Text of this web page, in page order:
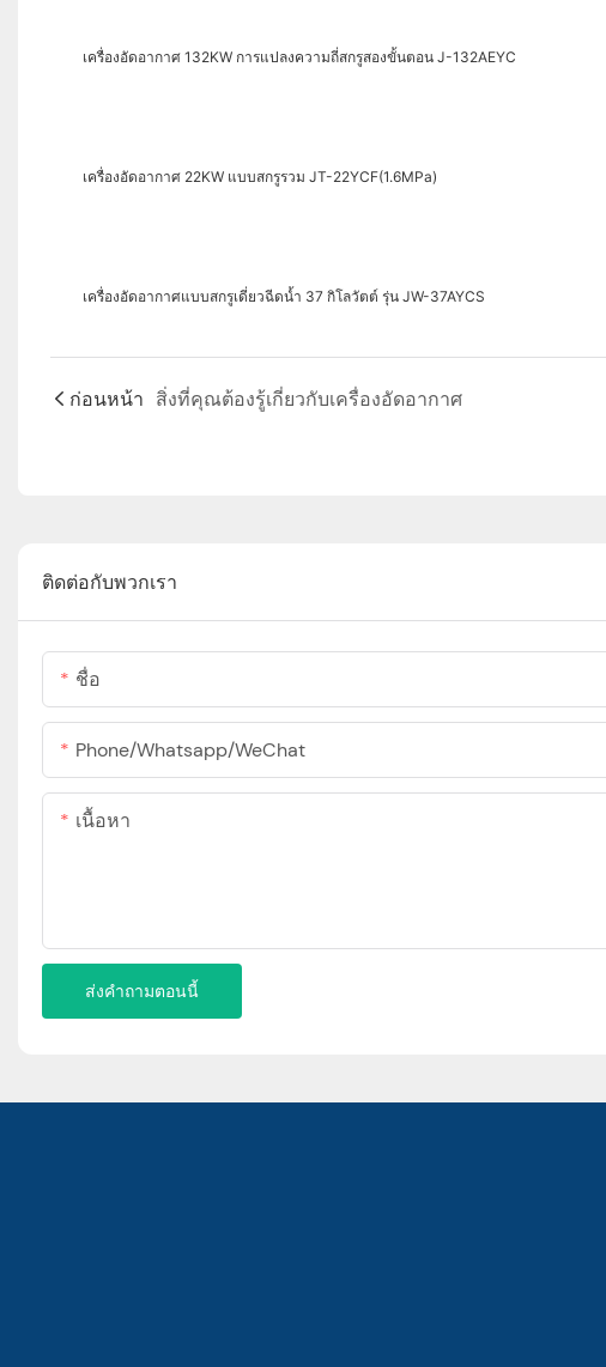
เครื่องอัดอากาศ 132KW การแปลงความถี่สกรูสองขั้นตอน J-132AEYC
เครื่องอัดอากาศ 22KW แบบสกรูรวม JT-22YCF(1.6MPa)
เครื่องอัดอากาศแบบสกรูเดี่ยวฉีดน้ำ 37 กิโลวัตต์ รุ่น JW-37AYCS
ก่อนหน้า สิ่งที่คุณต้องรู้เกี่ยวกับเครื่องอัดอากาศ
ติดต่อกับพวกเรา
ชื่อ
Phone/Whatsapp/WeChat
เนื้อหา
ส่งคำถามตอนนี้